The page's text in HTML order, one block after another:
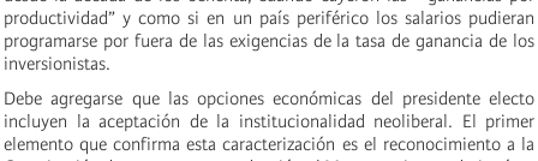
productividad” y como si en un país periférico los salarios pudieran
programarse por fuera de las exigencias de la tasa de ganancia de los
inversionistas.
Debe agregarse que las opciones económicas del presidente electo
incluyen la aceptación de la institucionalidad neoliberal. El primer
elemento que confirma esta caracterización es el reconocimiento a la